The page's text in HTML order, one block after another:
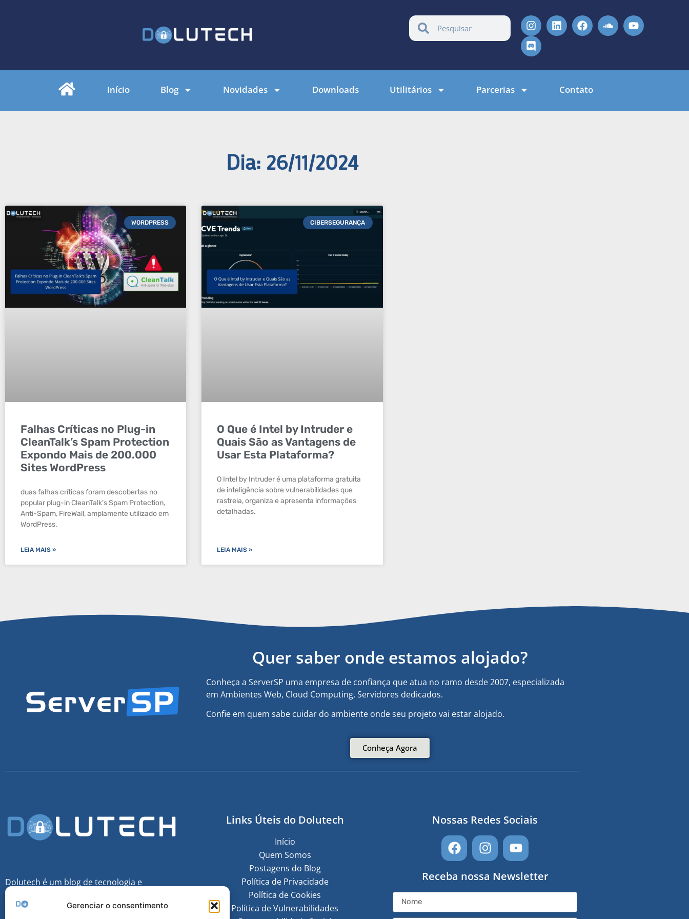
Gerenciar o consentimento
Início Blog Novidades Downloads Utilitários Parcerias Contato
Dia: 26/11/2024
WORDPRESS
Falhas Críticas no Plug-in
CleanTalk’s Spam Protection
Expondo Mais de 200.000
Sites WordPress
duas falhas críticas foram descobertas no
popular plug-in CleanTalk’s Spam Protection,
Anti-Spam, FireWall, amplamente utilizado em
WordPress.
LEIA MAIS »
CIBERSEGURANÇA
O Que é Intel by Intruder e
Quais São as Vantagens de
Usar Esta Plataforma?
O Intel by Intruder é uma plataforma gratuita
de inteligência sobre vulnerabilidades que
rastreia, organiza e apresenta informações
detalhadas.
LEIA MAIS »
Quer saber onde estamos alojado?
Conheça a ServerSP uma empresa de confiança que atua no ramo desde 2007, especializada
em Ambientes Web, Cloud Computing, Servidores dedicados.
Confie em quem sabe cuidar do ambiente onde seu projeto vai estar alojado.
Conheça Agora
Dolutech é um blog de tecnologia e
Cibersegurança voltado para o público que
queira sempre se manter informado sobre
Links Úteis do Dolutech
Início
Quem Somos
Postagens do Blog
Política de Privacidade
Política de Cookies
Política de Vulnerabilidades
Nossas Redes Sociais
Receba nossa Newsletter